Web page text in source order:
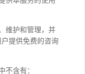
维护和管理，并
提供免费的咨询
不含有：